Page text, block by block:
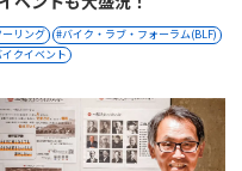
リング
バイク・ラブ・フォーラム(BLF)
クイベント